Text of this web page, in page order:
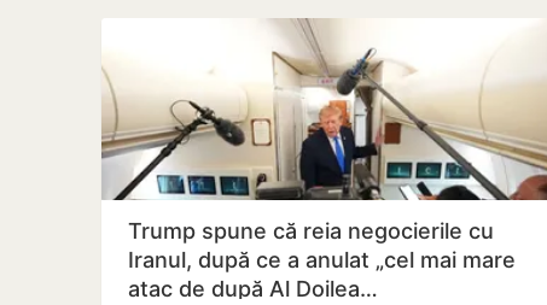
Trump spune că reia negocierile cu
Iranul, după ce a anulat „cel mai mare
atac de după Al Doilea…